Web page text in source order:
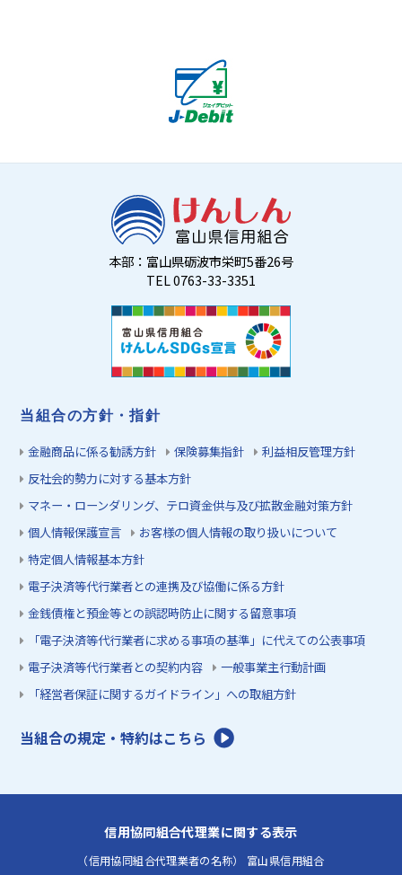
本部：富山県砺波市栄町5番26号
TEL 0763-33-3351
当組合の方針・指針
金融商品に係る勧誘方針 保険募集指針
利益相反管理方針
反社会的勢力に対する基本方針
マネー・ローンダリング、テロ資金供与及び拡散金融対策方針
個人情報保護宣言
お客様の個人情報の取り扱いについて
特定個人情報基本方針
電子決済等代行業者との連携及び協働に係る方針
金銭債権と預金等との誤認時防止に関する留意事項
「電子決済等代行業者に求める事項の基準」に代えての公表事項
電子決済等代行業者との契約内容
一般事業主行動計画
「経営者保証に関するガイドライン」への取組方針
当組合の規定・特約はこちら
信用協同組合代理業に関する表示
（信用協同組合代理業者の名称） 富山県信用組合